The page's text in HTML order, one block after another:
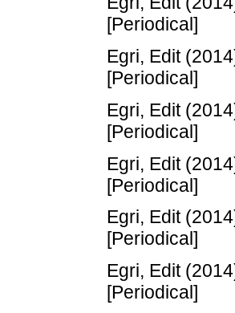
[Periodical]
Egri, Edit
[Periodical]
Egri, Edit
[Periodical]
Egri, Edit
[Periodical]
Egri, Edit
[Periodical]
Egri, Edit
[Periodical]